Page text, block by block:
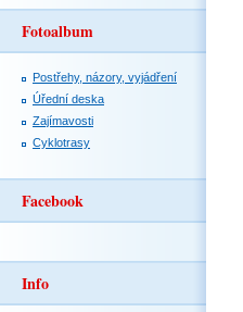
Fotoalbum
Postřehy, názory, vyjádření
Úřední deska
Zajímavosti
Cyklotrasy
Facebook
Info